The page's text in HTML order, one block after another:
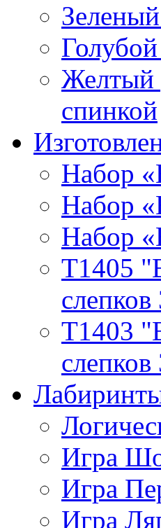
Желтый
спинкой
Набор
Набор
Набор
T1405
T1403
Игра
Игра
Игра